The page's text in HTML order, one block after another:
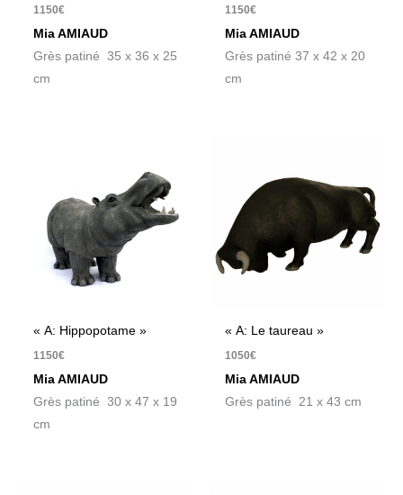
1150€
Mia AMIAUD
Grès patiné 35 x 36 x 25
cm
1150€
Mia AMIAUD
Grès patiné 37 x 42 x 20
cm
« A: Hippopotame »
1150€
Mia AMIAUD
Grès patiné 30 x 47 x 19
cm
« A: Le taureau »
1050€
Mia AMIAUD
Grès patiné 21 x 43 cm